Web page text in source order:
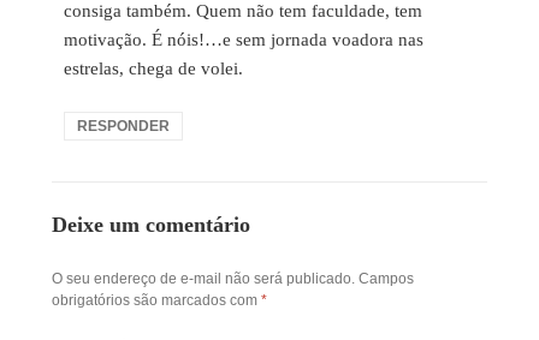
consiga também. Quem não tem faculdade, tem
motivação. É nóis!…e sem jornada voadora nas
estrelas, chega de volei.
RESPONDER
Deixe um comentário
O seu endereço de e-mail não será publicado. Campos
obrigatórios são marcados com *